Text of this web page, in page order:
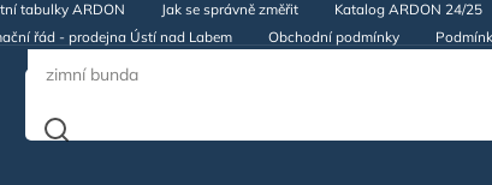
tabulky ARDON Jak se správně změřit Katalog ARDON 24/25
řád - prodejna Ústí nad Labem
Obchodní podmínky